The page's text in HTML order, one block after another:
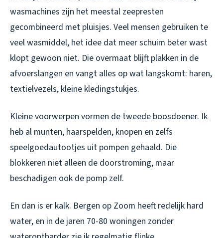
wasmachines zijn het meestal zeepresten
gecombineerd met pluisjes. Veel mensen gebruiken te
veel wasmiddel, het idee dat meer schuim beter wast
klopt gewoon niet. Die overmaat blijft plakken in de
afvoerslangen en vangt alles op wat langskomt: haren,
textielvezels, kleine kledingstukjes.
Kleine voorwerpen vormen de tweede boosdoener. Ik
heb al munten, haarspelden, knopen en zelfs
speelgoedautootjes uit pompen gehaald. Die
blokkeren niet alleen de doorstroming, maar
beschadigen ook de pomp zelf.
En dan is er kalk. Bergen op Zoom heeft redelijk hard
water, en in de jaren 70-80 woningen zonder